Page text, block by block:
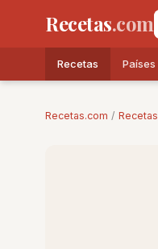
Recetas.com
Recetas Países
Recetas.com / Recetas